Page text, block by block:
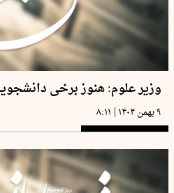
وزیر علوم: هنوز برخی
۹ بهمن ۱۴۰۴ | ۸:۱۱